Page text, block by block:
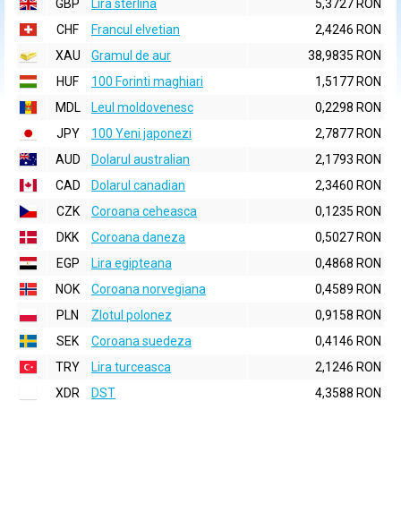
GBP
Lira sterlina
5,3727 RON
CHF
Francul elvetian
2,4246 RON
XAU
Gramul de aur
38,9835 RON
HUF
100 Forinti maghiari
1,5177 RON
MDL
Leul moldovenesc
0,2298 RON
JPY
100 Yeni japonezi
2,7877 RON
AUD
Dolarul australian
2,1793 RON
CAD
Dolarul canadian
2,3460 RON
CZK
Coroana ceheasca
0,1235 RON
DKK
Coroana daneza
0,5027 RON
EGP
Lira egipteana
0,4868 RON
NOK
Coroana norvegiana
0,4589 RON
PLN
Zlotul polonez
0,9158 RON
SEK
Coroana suedeza
0,4146 RON
TRY
Lira turceasca
2,1246 RON
XDR
DST 4,3588 RON